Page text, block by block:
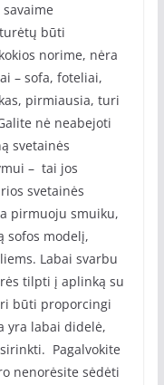
būti
norime, nėra
– sofa, foteliai,
pirmiausia, turi
nė neabejoti
svetainės
– tai jos
svetainės
pirmuoju smuiku,
sofos modelį,
Labai svarbu
tilpti į aplinką su
būti proporcingi
yra labai didelė,
Pagalvokite
nenorėsite sėdėti